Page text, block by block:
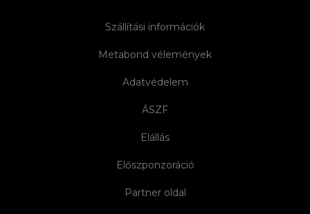
Szállítási információk
Metabond vélemények
Adatvédelem
ÁSZF
Elállás
Előszponzoráció
Partner oldal